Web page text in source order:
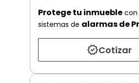
Protege tu inmueble con
sistemas de alarmas de
Cotizar